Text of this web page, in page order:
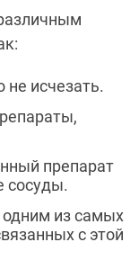
не исчезать.
препарат
сосуды.
одним из самых
с этой